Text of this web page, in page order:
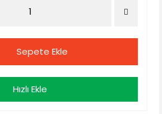
Sepete Ekle
Hızlı Ekle